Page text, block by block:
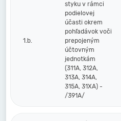
1.b.
styku v rámci
podielovej
účasti okrem
pohľadávok voči
prepojeným
účtovným
jednotkám
(311A, 312A,
313A, 314A,
315A, 31XA) -
/391A/